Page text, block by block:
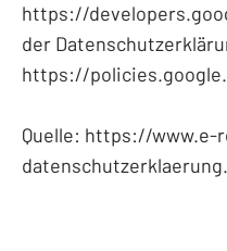
https://
der
https://
Quelle: https://